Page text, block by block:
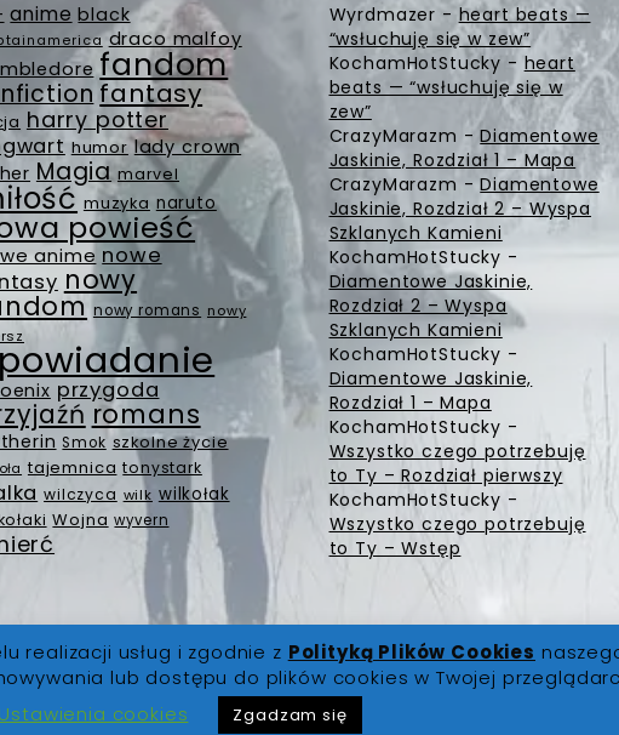
anime black
draco malfoy
fandom
fantasy
harry potter
humor lady crown
Magia marvel
muzyka naruto
powieść
anime nowe
nowy
nowy romans nowy
przygoda
romans
Smok szkolne życie
tajemnica tonystark
wilczyca wilk wilkołak
Wojna wyvern
Wyrdmazer - heart beats —
“wsłuchuję się w zew”
KochamHotStucky - heart
beats — “wsłuchuję się w
zew”
CrazyMarazm -Diamentowe
Jaskinie, Rozdział 1 – Mapa
CrazyMarazm -Diamentowe
Jaskinie, Rozdział 2 – Wyspa
Szklanych Kamieni
KochamHotStucky -
Diamentowe Jaskinie,
Rozdział 2 – Wyspa
Szklanych Kamieni
KochamHotStucky -
Diamentowe Jaskinie,
Rozdział 1 – Mapa
KochamHotStucky -
Wszystko czego potrzebuję
to Ty – Rozdział pierwszy
KochamHotStucky -
Wszystko czego potrzebuję
to Ty – Wstęp
|O Nas|Regulamin|Polityka Prywatności
realizacji usług i zgodnie z Polityką Plików Cookies
lub dostępu do plików cookies w Twojej
Ustawienia cookies
Zgadzam się